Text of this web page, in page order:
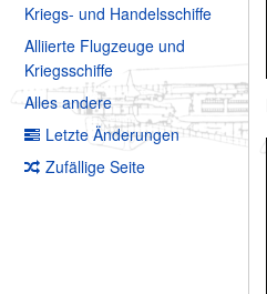
Kriegs- und Handelsschiffe
Alliierte Flugzeuge und
Kriegsschiffe
Alles andere
Letzte Änderungen
Zufällige Seite